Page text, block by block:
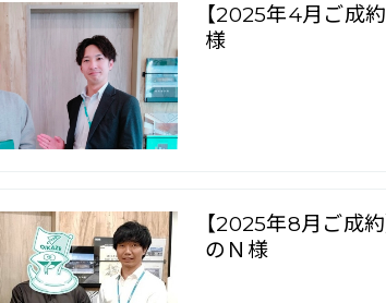
【2025年4月ご成
様
【2025年8月ご成
のＮ様